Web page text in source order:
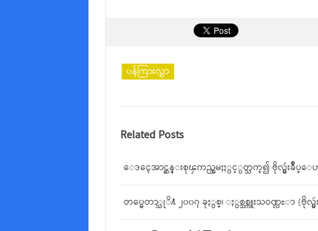
ပန်ကြားလွှာ
Related Posts
ေဒၚေအာင္ဆန္းစုၾကည္အမႈႏွင့္ပတ္သက္၍ ဗိုလ္မွဴး
တပ္မေတာ္သုိ႔ ၂၀၀၇ ခုႏွစ္၊ ႏွစ္သစ္ကူးသဝဏ္လႊာ